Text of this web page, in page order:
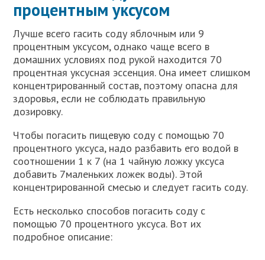
процентным уксусом
Лучше всего гасить соду яблочным или 9
процентным уксусом, однако чаще всего в
домашних условиях под рукой находится 70
процентная уксусная эссенция. Она имеет слишком
концентрированный состав, поэтому опасна для
здоровья, если не соблюдать правильную
дозировку.
Чтобы погасить пищевую соду с помощью 70
процентного уксуса, надо разбавить его водой в
соотношении 1 к 7 (на 1 чайную ложку уксуса
добавить 7маленьких ложек воды). Этой
концентрированной смесью и следует гасить соду.
Есть несколько способов погасить соду с
помощью 70 процентного уксуса. Вот их
подробное описание: